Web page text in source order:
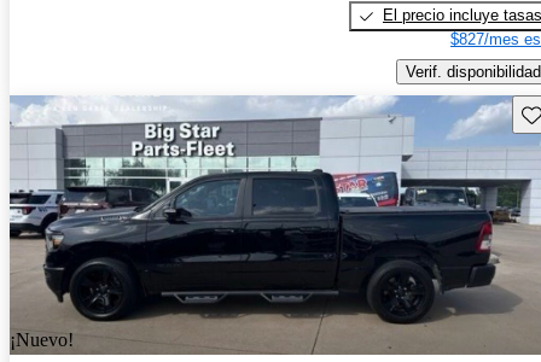
El precio incluye tasas
$827/mes
Verif. disponibilidad
¡Nuevo!